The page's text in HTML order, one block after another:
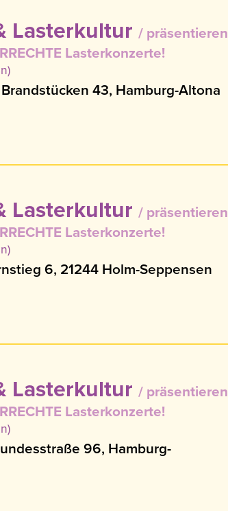
Lasterkultur
präsentieren
Lasterkonzerte!
43, Hamburg-Altona
Lasterkultur
präsentieren
Lasterkonzerte!
6, 21244 Holm-Seppensen
Lasterkultur
präsentieren
Lasterkonzerte!
96, Hamburg-